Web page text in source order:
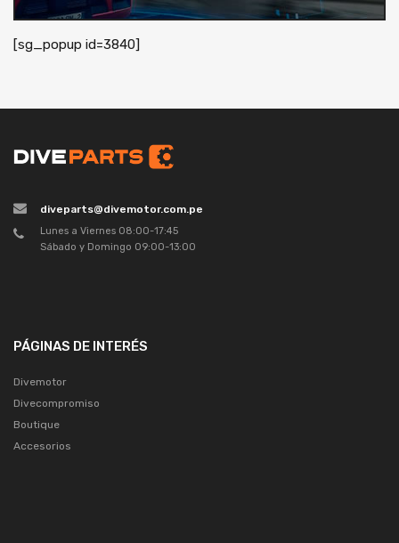
[sg_popup id=3840]
diveparts@divemotor.com.pe
Lunes a Viernes 08:00-17:45
Sábado y Domingo 09:00-13:00
PÁGINAS DE INTERÉS
Divemotor
Divecompromiso
Boutique
Accesorios